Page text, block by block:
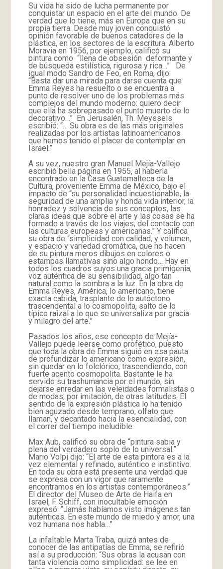
Su vida ha sido de lucha permanente por
conquistar un espacio en el arte del mundo. De
verdad que lo tiene, más en Europa que en su
propia tierra. Desde muy joven conquistó
opinión favorable de buenos catadores de la
plástica, en los sectores de la escritura. Alberto
Moravia en 1956, por ejemplo, calificó su
pintura como “llena de obsesión deformante y
de búsqueda estilística, rigurosa y rica…” De
igual modo Sandro de Feo, en Roma, dijo:
“Basta dar una mirada para darse cuenta que
Emma Reyes ha resuelto o se encuentra a
punto de resolver uno de los problemas más
complejos del mundo moderno: quiero decir
que ella ha sobrepasado el punto muerto de lo
decorativo…” En Jerusalén, Th. Meyssels
escribió: “… Su obra es de las más originales
realizadas por los artistas latinoamericanos
que hemos tenido el placer de contemplar en
Israel.”
A su vez, nuestro gran Manuel Mejía-Vallejo
escribió bella página en 1955, al haberla
encontrado en la Casa Guatemalteca de la
Cultura, proveniente Emma de México, bajo el
impacto de “su personalidad incuestionable, la
seguridad de una amplia y honda vida interior, la
honradez y solvencia de sus conceptos, las
claras ideas que sobre el arte y las cosas se ha
formado a través de los viajes, del contacto con
las culturas europeas y americanas.” Y califica
su obra de “simplicidad con calidad, y volumen,
y espacio y variedad cromática, que no hacen
de su pintura meros dibujos en colores o
estampas llamativas sino algo hondo… Hay en
todos los cuadros suyos una gracia primigenia,
voz auténtica de su sensibilidad, algo tan
natural como la sombra a la luz. En la obra de
Emma Reyes, América, lo americano, tiene
exacta cabida, trasplante de lo autóctono
trascendental a lo cosmopolita, salto de lo
típico raizal a lo que se universaliza por gracia
y milagro del arte.”
Pasados los años, ese concepto de Mejía-
Vallejo puede leerse como profético, puesto
que toda la obra de Emma siguió en esa pauta
de profundizar lo americano como expresión,
sin quedar en lo folclórico, trascendiendo, con
fuerte acento cosmopolita. Bastante le ha
servido su trashumancia por el mundo, sin
dejarse enredar en las veleidades formalistas o
de modas, por imitación, de otras latitudes. El
sentido de la expresión plástica lo ha tenido
bien aguzado desde temprano, olfato que
llaman, y decantado hacia la esencialidad, con
el correr del tiempo ineludible.
Max Aub, calificó su obra de “pintura sabia y
plena del verdadero soplo de lo universal.”
Mario Volpi dijo: “El arte de esta pintora es a la
vez elemental y refinado, auténtico e instintivo.
En toda su obra está presente una verdad que
se expresa con un vigor que raramente
encontramos en los artistas contemporáneos.”
El director del Museo de Arte de Haifa en
Israel, F. Schiff, con inocultable emoción
expresó: “Jamás habíamos visto imágenes tan
auténticas. En este mundo de miedo y amor, una
voz humana nos habla…”
La infaltable Marta Traba, quizá antes de
conocer de las antipatías de Emma, se refirió
así a su producción: “Sus obras la acusan con
tanta violencia como simplicidad: se lee en